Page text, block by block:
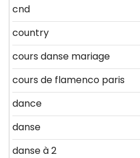
cnd
country
cours danse mariage
cours de flamenco paris
dance
danse
danse à 2